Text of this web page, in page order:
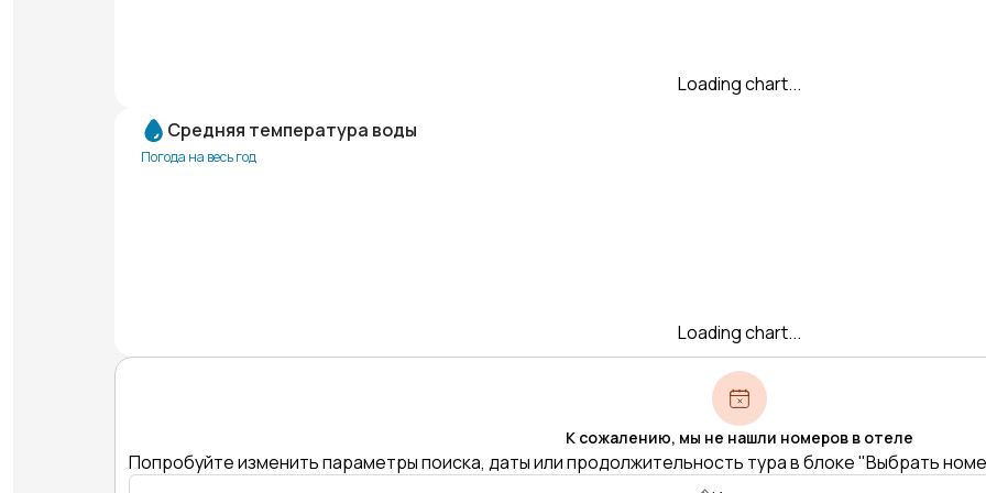
Loading chart...
Средняя температура воды
Погода на весь год
Loading chart...
К сожалению, мы не нашли номеров в отеле
Попробуйте изменить параметры поиска, даты или продолжительность тура в блоке "Выбрать